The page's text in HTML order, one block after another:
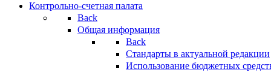
Контрольно-счетная палата
Back
Общая информация
Back
Стандарты в актуальной редакции
Использование бюджетных